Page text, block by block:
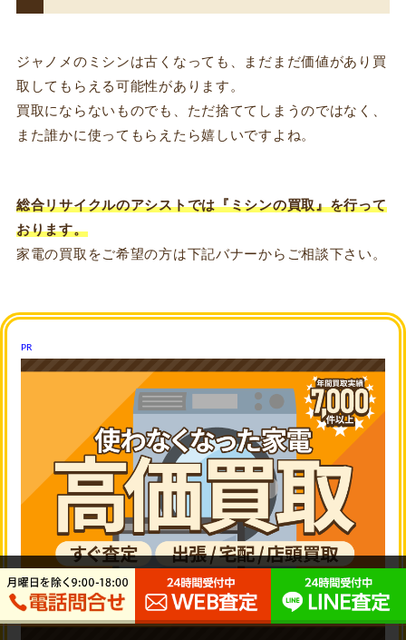
ジャノメのミシンは古くなっても、まだまだ価値があり買
取してもらえる可能性があります。
買取にならないものでも、ただ捨ててしまうのではなく、
また誰かに使ってもらえたら嬉しいですよね。
総合リサイクルのアシストでは『ミシンの買取』を行って
おります。
家電の買取をご希望の方は下記バナーからご相談下さい。
PR